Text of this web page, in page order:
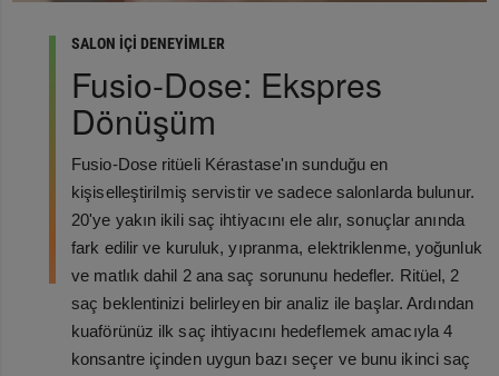
SALON İÇİ DENEYİMLER
Fusio-Dose: Ekspres
Dönüşüm
Fusio-Dose ritüeli Kérastase'ın sunduğu en
kişiselleştirilmiş servistir ve sadece salonlarda bulunur.
20'ye yakın ikili saç ihtiyacını ele alır, sonuçlar anında
fark edilir ve kuruluk, yıpranma, elektriklenme, yoğunluk
ve matlık dahil 2 ana saç sorununu hedefler. Ritüel, 2
saç beklentinizi belirleyen bir analiz ile başlar. Ardından
kuaförünüz ilk saç ihtiyacını hedeflemek amacıyla 4
konsantre içinden uygun bazı seçer ve bunu ikinci saç